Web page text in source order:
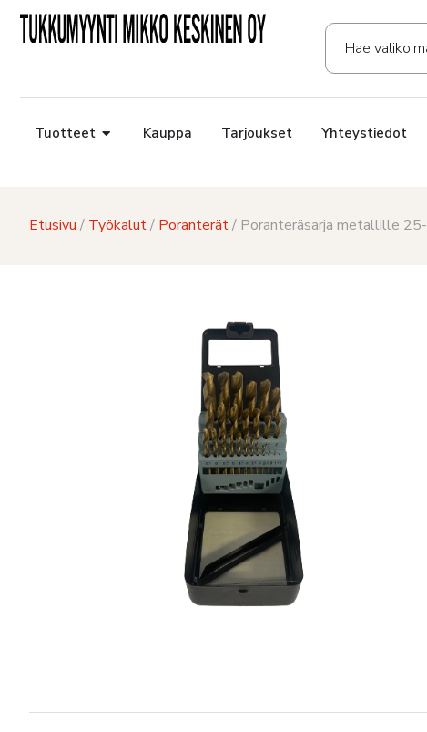
Tuotteet Kauppa Tarjoukset Yhteystiedot
Etusivu / Työkalut/ Poranterät/ Poranteräsarja metallille